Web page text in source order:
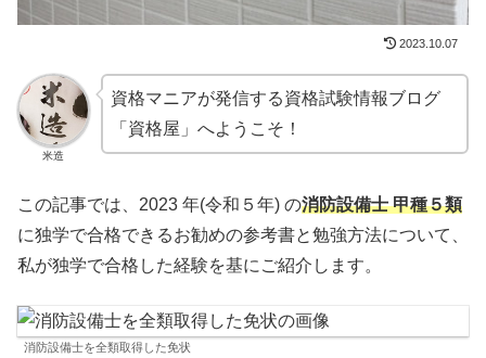
2023.10.07
米造
資格マニアが発信する資格試験情報ブログ
「 資格屋 」へようこそ！
この記事では、2023 年(令和５年) の消防設備士 甲種５類
に独学で合格できるお勧めの参考書と勉強方法について、
私が独学で合格した経験を基にご紹介します。
消防設備士を全類取得した免状